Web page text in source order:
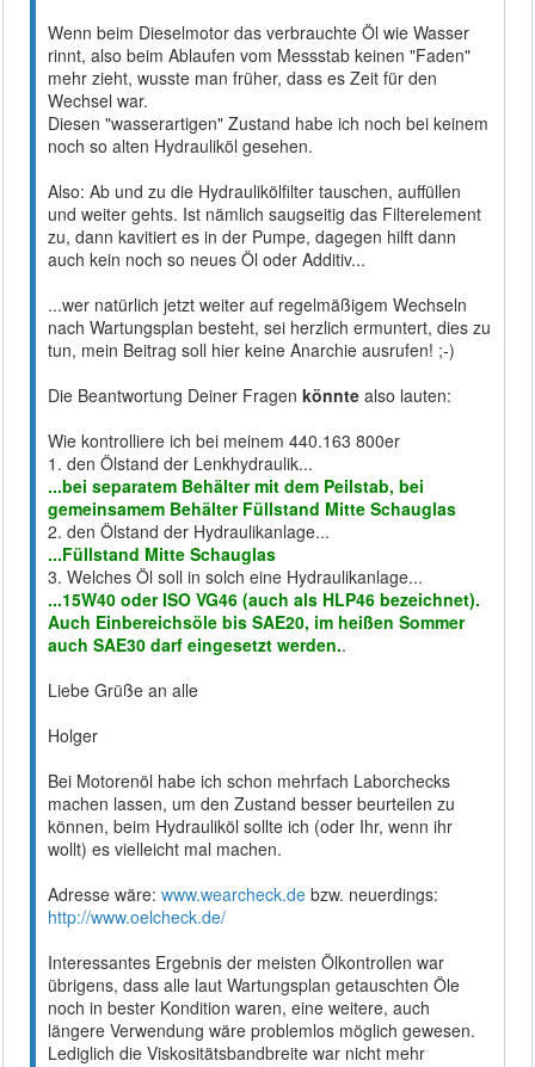
Wenn beim Dieselmotor das verbrauchte Öl wie Wasser
rinnt, also beim Ablaufen vom Messstab keinen "Faden"
mehr zieht, wusste man früher, dass es Zeit für den
Wechsel war.
Diesen "wasserartigen" Zustand habe ich noch bei keinem
noch so alten Hydrauliköl gesehen.
Also: Ab und zu die Hydraulikölfilter tauschen, auffüllen
und weiter gehts. Ist nämlich saugseitig das Filterelement
zu, dann kavitiert es in der Pumpe, dagegen hilft dann
auch kein noch so neues Öl oder Additiv...
...wer natürlich jetzt weiter auf regelmäßigem Wechseln
nach Wartungsplan besteht, sei herzlich ermuntert, dies zu
tun, mein Beitrag soll hier keine Anarchie ausrufen! ;-)
Die Beantwortung Deiner Fragenkönnte also lauten:
Wie kontrolliere ich bei meinem 440.163 800er
1. den Ölstand der Lenkhydraulik...
...bei separatem Behälter mit dem Peilstab, bei
gemeinsamem Behälter Füllstand Mitte Schauglas
2. den Ölstand der Hydraulikanlage...
...Füllstand Mitte Schauglas
3. Welches Öl soll in solch eine Hydraulikanlage...
...15W40 oder ISO VG46 (auch als HLP46 bezeichnet).
Auch Einbereichsöle bis SAE20, im heißen Sommer
auch SAE30 darf eingesetzt werden..
Liebe Grüße an alle
Holger
Bei Motorenöl habe ich schon mehrfach Laborchecks
machen lassen, um den Zustand besser beurteilen zu
können, beim Hydrauliköl sollte ich (oder Ihr, wenn ihr
wollt) es vielleicht mal machen.
Adresse wäre:www.wearcheck.de bzw. neuerdings:
http://www.oelcheck.de/
Interessantes Ergebnis der meisten Ölkontrollen war
übrigens, dass alle laut Wartungsplan getauschten Öle
noch in bester Kondition waren, eine weitere, auch
längere Verwendung wäre problemlos möglich gewesen.
Lediglich die Viskositätsbandbreite war nicht mehr